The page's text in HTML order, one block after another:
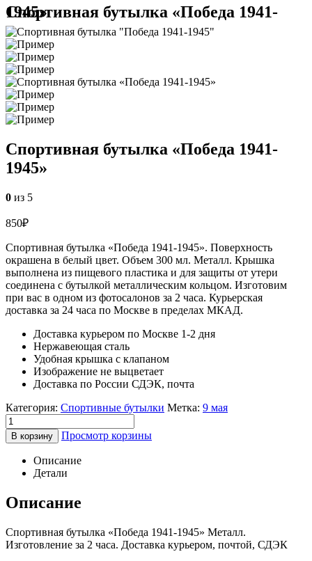
Спортивная бутылка «Победа 1941-1945»
Спортивная бутылка «Победа 1941-
1945»
0 из 5
850₽
Спортивная бутылка «Победа 1941-1945». Поверхность
окрашена в белый цвет. Объем 300 мл. Металл. Крышка
выполнена из пищевого пластика и для защиты от утери
соединена с бутылкой металлическим кольцом. Изготовим
при вас в одном из фотосалонов за 2 часа. Курьерская
доставка за 24 часа по Москве в пределах МКАД.
Доставка курьером по Москве 1-2 дня
Нержавеющая сталь
Удобная крышка с клапаном
Изображение не выцветает
Доставка по России СДЭК, почта
Категория: Спортивные бутылки Метка: 9 мая
В корзину Просмотр корзины
Описание
Детали
Описание
Спортивная бутылка «Победа 1941-1945» Металл.
Изготовление за 2 часа. Доставка курьером, почтой, СДЭК